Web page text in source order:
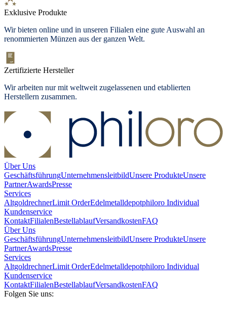
Exklusive Produkte
Wir bieten online und in unseren Filialen eine gute Auswahl an
renommierten Münzen aus der ganzen Welt.
Zertifizierte Hersteller
Wir arbeiten nur mit weltweit zugelassenen und etablierten
Herstellern zusammen.
Über Uns
GeschäftsführungUnternehmensleitbildUnsere ProdukteUnsere
PartnerAwardsPresse
Services
AltgoldrechnerLimit OrderEdelmetalldepotphiloro Individual
Kundenservice
KontaktFilialenBestellablaufVersandkostenFAQ
Über Uns
GeschäftsführungUnternehmensleitbildUnsere ProdukteUnsere
PartnerAwardsPresse
Services
AltgoldrechnerLimit OrderEdelmetalldepotphiloro Individual
Kundenservice
KontaktFilialenBestellablaufVersandkostenFAQ
Folgen Sie uns: